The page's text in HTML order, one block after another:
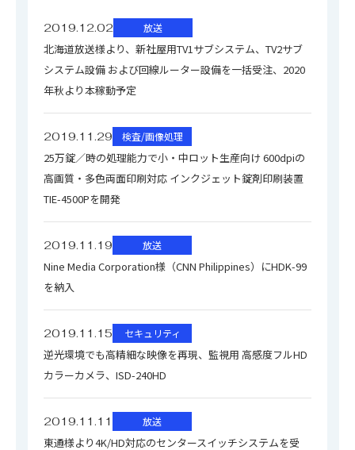
2019.12.02 放送
北海道放送様より、新社屋用TV1サブシステム、TV2サブ
システム設備 および回線ルーター設備を一括受注、2020
年秋より本稼動予定
2019.11.29 検査/画像処理
25万錠／時の処理能力で小・中ロット生産向け 600dpiの
高画質・多色両面印刷対応 インクジェット錠剤印刷装置
TIE-4500Pを開発
2019.11.19 放送
Nine Media Corporation様（CNN Philippines）にHDK-99
を納入
2019.11.15 セキュリティ
逆光環境でも高精細な映像を再現、監視用 高感度フルHD
カラーカメラ、ISD-240HD
2019.11.11 放送
東通様より4K/HD対応のセンタースイッチシステムを受